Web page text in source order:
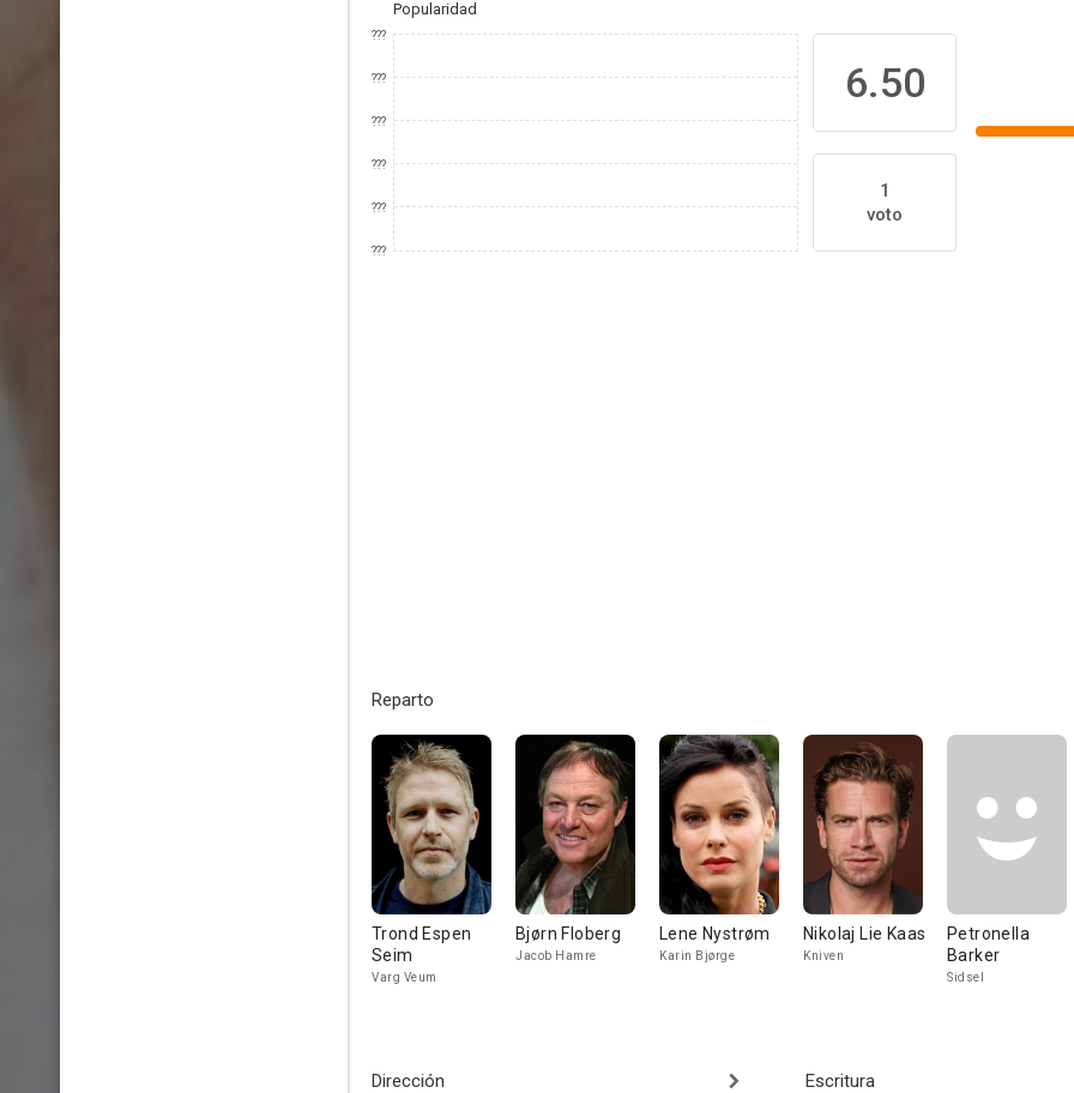
Popularidad
???
???
???
???
???
???
6.50
1
voto
Reparto
Trond Espen
Seim
Varg Veum
Bjørn Floberg
Jacob Hamre
Lene Nystrøm
Karin Bjørge
Nikolaj Lie Kaas
Kniven
Petronella
Barker
Sidsel
Dirección
Escritura